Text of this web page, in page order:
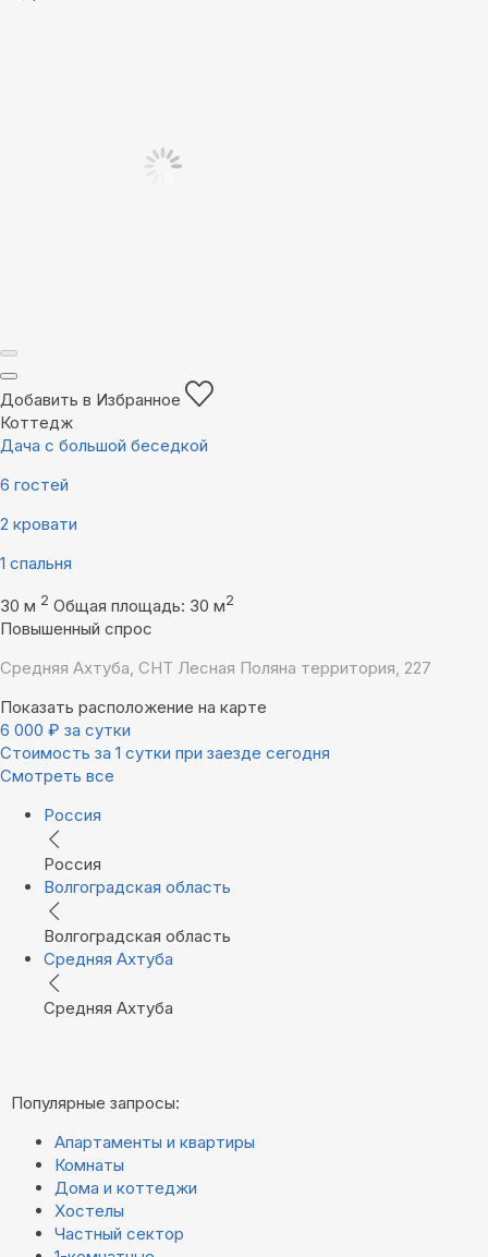
Добавить в Избранное
Коттедж
Дача с большой беседкой
6 гостей
2 кровати
1 спальня
30 м 2 Общая площадь: 30 м2
Повышенный спрос
Средняя Ахтуба, СНТ Лесная Поляна территория, 227
Показать расположение на карте
6 000 ₽ за сутки
Стоимость за 1 сутки при заезде сегодня
Смотреть все
Россия
Россия
Волгоградская область
Волгоградская область
Средняя Ахтуба
Средняя Ахтуба
Популярные запросы:
Апартаменты и квартиры
Комнаты
Дома и коттеджи
Хостелы
Частный сектор